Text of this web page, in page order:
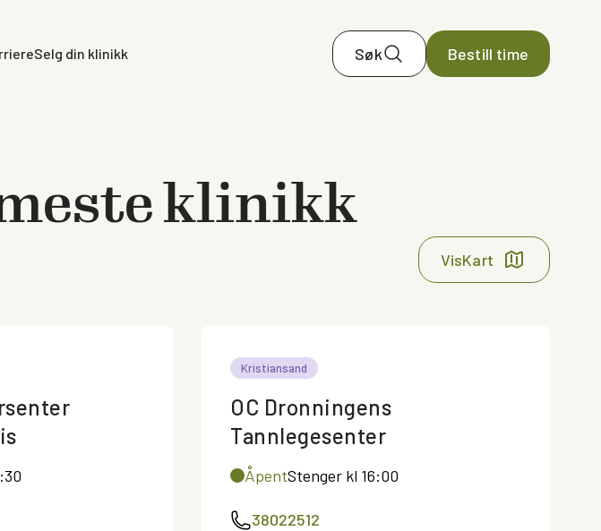
Selg din klinikk Søk Bestill time
klinikk
VisKart
Kristiansand
OC Dronningens
Tannlegesenter
ÅpentStenger kl 16:00
38022512